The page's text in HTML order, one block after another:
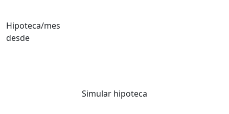
Hipoteca/mes
desde
Simular hipoteca